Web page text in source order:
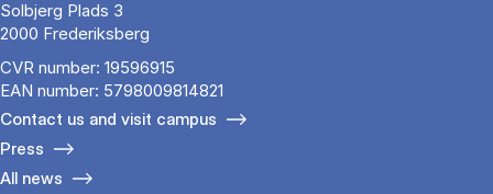
Solbjerg Plads 3
2000 Frederiksberg
CVR number: 19596915
EAN number: 5798009814821
Contact us and visit campus
Press
All news